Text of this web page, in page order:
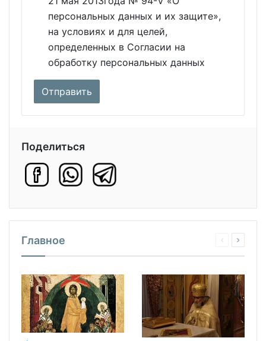
персональных данных и их защите»,
на условиях и для целей,
определенных в Согласии на
обработку персональных данных
Поделиться
Главное